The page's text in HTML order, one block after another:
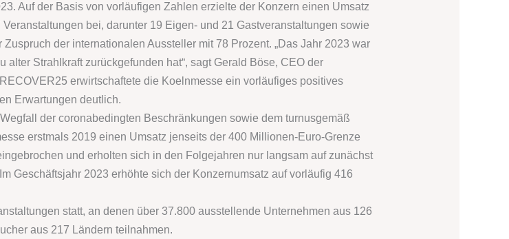
Auf der Basis von vorläufigen Zahlen erzielte der Konzern einen Umsatz
bei, darunter 19 Eigen- und 21 Gastveranstaltungen sowie
der internationalen Aussteller mit 78 Prozent. „Das Jahr 2023 war
Strahlkraft zurückgefunden hat“, sagt Gerald Böse, CEO der
erwirtschaftete die Koelnmesse ein vorläufiges positives
Erwartungen deutlich.
der coronabedingten Beschränkungen sowie dem turnusgemäß
erstmals 2019 einen Umsatz jenseits der 400 Millionen-Euro-Grenze
und erholten sich in den Folgejahren nur langsam auf zunächst
Geschäftsjahr 2023 erhöhte sich der Konzernumsatz auf vorläufig 416
statt, an denen über 37.800 ausstellende Unternehmen aus 126
aus 217 Ländern teilnahmen.